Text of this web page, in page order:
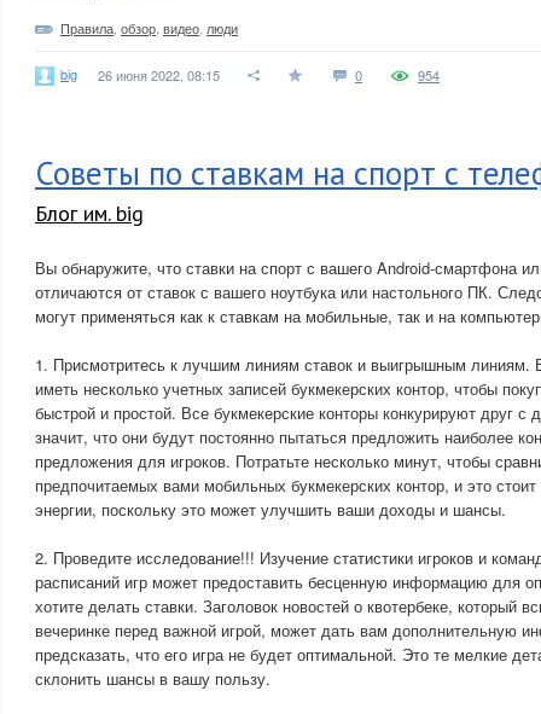
Правила, обзор, видео, люди
big 26 июня 2022, 08:15 0 954
Советы по ставкам на спорт с
Блог им. big
Вы обнаружите, что ставки на спорт с вашего Android-смартфона
отличаются от ставок с вашего ноутбука или настольного ПК.
могут применяться как к ставкам на мобильные, так и на
1. Присмотритесь к лучшим линиям ставок и выигрышным линиям.
иметь несколько учетных записей букмекерских контор, чтобы
быстрой и простой. Все букмекерские конторы конкурируют друг с
значит, что они будут постоянно пытаться предложить наиболее
предложения для игроков. Потратьте несколько минут, чтобы
предпочитаемых вами мобильных букмекерских контор, и это
энергии, поскольку это может улучшить ваши доходы и шансы.
2. Проведите исследование!!! Изучение статистики игроков и
расписаний игр может предоставить бесценную информацию для
хотите делать ставки. Заголовок новостей о квотербеке, который
вечеринке перед важной игрой, может дать вам дополнительную
предсказать, что его игра не будет оптимальной. Это те мелкие
склонить шансы в вашу пользу.